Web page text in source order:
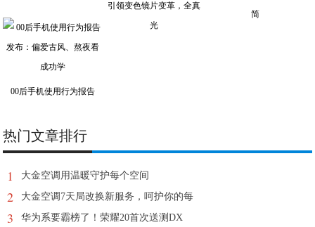
引领变色镜片变革，全真
光
简
00后手机使用行为报告
热门文章排行
1 大金空调用温暖守护每个空间
2 大金空调7天局改换新服务，呵护你的每
3 华为系要霸榜了！荣耀20首次送测DX